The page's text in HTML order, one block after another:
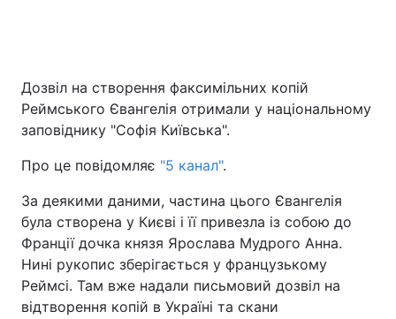
Дозвіл на створення факсимільних копій
Реймського Євангелія отримали у національному
заповіднику "Софія Київська".
Про це повідомляє "5 канал".
За деякими даними, частина цього Євангелія
була створена у Києві і її привезла із собою до
Франції дочка князя Ярослава Мудрого Анна.
Нині рукопис зберігається у французькому
Реймсі. Там вже надали письмовий дозвіл на
відтворення копій в Україні та скани